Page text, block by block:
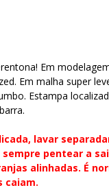
Em
Em malha super
Estampa
lavar
sempre pentear a
alinhadas. É
caiam.